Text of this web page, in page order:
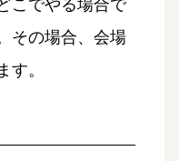
こでやる場合で
その場合、会場
す。